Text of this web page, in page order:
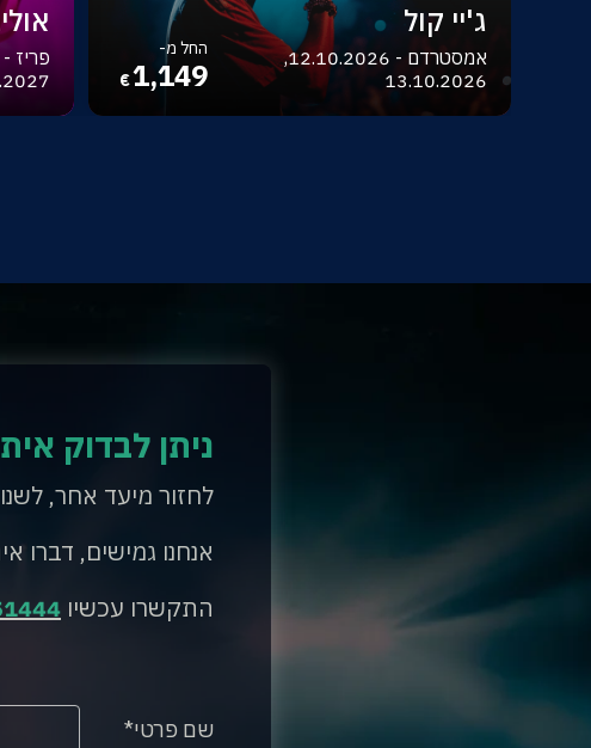
ג'יי קול
אמסטרדם - 12.10.2026,
13.10.2026
החל מ-
1,149
€
ניתן לבדוק
לחזור מיעד אחר,
אנחנו גמישים, דברו
התקשרו עכשיו
שם פרטי